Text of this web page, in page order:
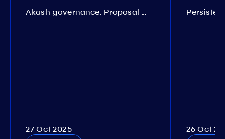
Akash governance. Proposal №308
27 Oct 2025 26 Oct